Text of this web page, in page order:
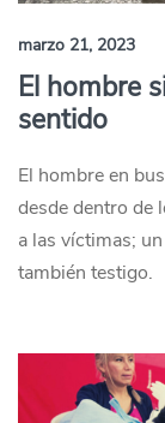
marzo 21, 2023
El hombre
sentido
El hombre en
desde dentro de
a las víctimas;
también testigo.